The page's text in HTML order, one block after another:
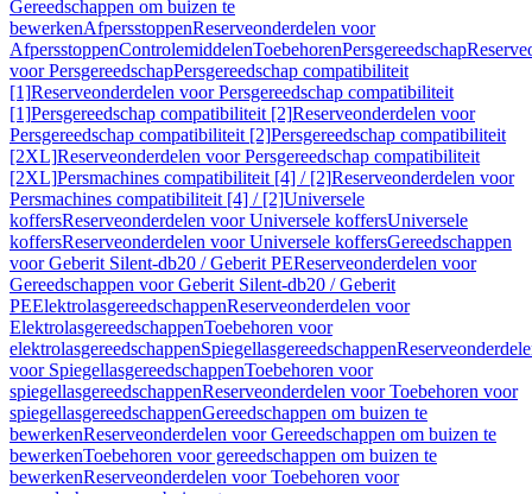
Gereedschappen om buizen te
bewerkenAfpersstoppenReserveonderdelen voor
AfpersstoppenControlemiddelenToebehorenPersgereedschap
voor PersgereedschapPersgereedschap compatibiliteit
[1]Reserveonderdelen voor Persgereedschap compatibiliteit
[1]Persgereedschap compatibiliteit [2]Reserveonderdelen voor
Persgereedschap compatibiliteit [2]Persgereedschap compatibiliteit
[2XL]Reserveonderdelen voor Persgereedschap compatibiliteit
[2XL]Persmachines compatibiliteit [4] / [2]Reserveonderdelen voor
Persmachines compatibiliteit [4] / [2]Universele
koffersReserveonderdelen voor Universele koffersUniversele
koffersReserveonderdelen voor Universele koffersGereedschappen
voor Geberit Silent-db20 / Geberit PEReserveonderdelen voor
Gereedschappen voor Geberit Silent-db20 / Geberit
PEElektrolasgereedschappenReserveonderdelen voor
ElektrolasgereedschappenToebehoren voor
elektrolasgereedschappenSpiegellasgereedschappen
voor SpiegellasgereedschappenToebehoren voor
spiegellasgereedschappenReserveonderdelen voor Toebehoren voor
spiegellasgereedschappenGereedschappen om buizen te
bewerkenReserveonderdelen voor Gereedschappen om buizen te
bewerkenToebehoren voor gereedschappen om buizen te
bewerkenReserveonderdelen voor Toebehoren voor